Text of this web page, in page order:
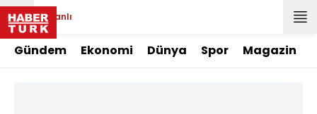
Canlı
Gündem Ekonomi Dünya Spor Magazin